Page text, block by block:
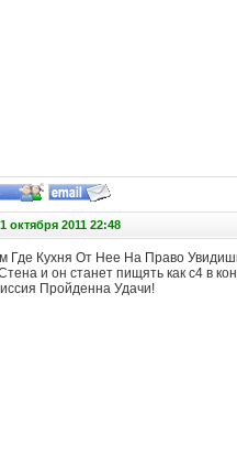
октября 2011 22:48
Где Кухня От Нее На Право
и он станет пищять как с4 в
Пройденна Удачи!